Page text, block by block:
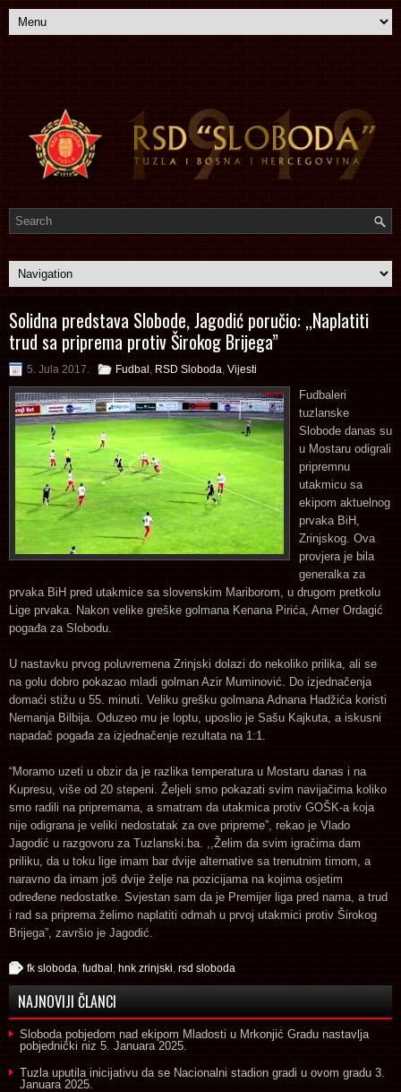
Solidna predstava Slobode, Jagodić poručio: ,,Naplatiti
trud sa priprema protiv Širokog Brijega”
5. Jula 2017. Fudbal RSD Sloboda Vijesti
Fudbaleri
tuzlanske
Slobode danas su
u Mostaru odigrali
pripremnu
utakmicu sa
ekipom aktuelnog
prvaka BiH,
Zrinjskog. Ova
provjera je bila
generalka za
prvaka BiH pred utakmice sa slovenskim Mariborom, u drugom pretkolu
Lige prvaka. Nakon velike greške golmana Kenana Pirića, Amer Ordagić
pogađa za Slobodu.
U nastavku prvog poluvremena Zrinjski dolazi do nekoliko prilika, ali se
na golu dobro pokazao mladi golman Azir Muminović. Do izjednačenja
domaći stižu u 55. minuti. Veliku grešku golmana Adnana Hadžića koristi
Nemanja Bilbija. Oduzeo mu je loptu, uposlio je Sašu Kajkuta, a iskusni
napadač pogađa za izjednačenje rezultata na 1:1.
“Moramo uzeti u obzir da je razlika temperatura u Mostaru danas i na
Kupresu, više od 20 stepeni. Željeli smo pokazati svim navijačima koliko
smo radili na pripremama, a smatram da utakmica protiv GOŠK-a koja
nije odigrana je veliki nedostatak za ove pripreme”, rekao je Vlado
Jagodić u razgovoru za Tuzlanski.ba. ,,Želim da svim igračima dam
priliku, da u toku lige imam bar dvije alternative sa trenutnim timom, a
naravno da imam još dvije želje na pozicijama na kojima osjetim
određene nedostatke. Svjestan sam da je Premijer liga pred nama, a trud
i rad sa priprema želimo naplatiti odmah u prvoj utakmici protiv Širokog
Brijega”, završio je Jagodić.
fk sloboda fudbal hnk zrinjski rsd sloboda
NAJNOVIJI ČLANCI
Sloboda pobjedom nad ekipom Mladosti u Mrkonjić Gradu nastavlja
pobjednički niz 5. Januara 2025.
Tuzla uputila inicijativu da se Nacionalni stadion gradi u ovom gradu 3.
Januara 2025.